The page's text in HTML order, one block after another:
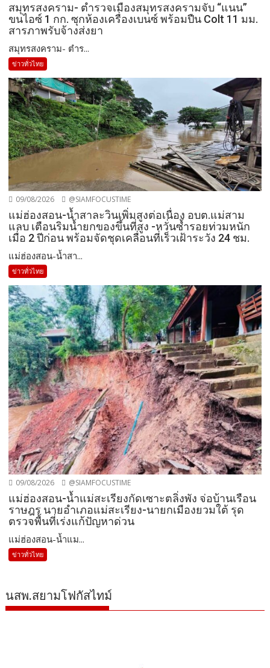
สมุทรสงคราม- ตำรวจเมืองสมุทรสงครามจับ “แนน”
ขนไอซ์ 1 กก. ซุกห้องเครื่องเบนซ์ พร้อมปืน Colt 11 มม.
สารภาพรับจ้างส่งยา
สมุทรสงคราม- ตำร...
ข่าวทั่วไทย
09/08/2026 @SIAMFOCUSTIME
แม่ฮ่องสอน-น้ำสาละวินเพิ่มสูงต่อเนื่อง อบต.แม่สาม
แลบ เตือนริมน้ำยกของขึ้นที่สูง -หวั่นซ้ำรอยท่วมหนัก
เมื่อ 2 ปีก่อน พร้อมจัดชุดเคลื่อนที่เร็วเฝ้าระวัง 24 ชม.
แม่ฮ่องสอน-น้ำสา...
ข่าวทั่วไทย
09/08/2026 @SIAMFOCUSTIME
แม่ฮ่องสอน-น้ำแม่สะเรียงกัดเซาะตลิ่งพัง จ่อบ้านเรือน
ราษฎร นายอำเภอแม่สะเรียง-นายกเมืองยวมใต้ รุด
ตรวจพื้นที่เร่งแก้ปัญหาด่วน
แม่ฮ่องสอน-น้ำแม...
ข่าวทั่วไทย
นสพ.สยามโฟกัสไทม์